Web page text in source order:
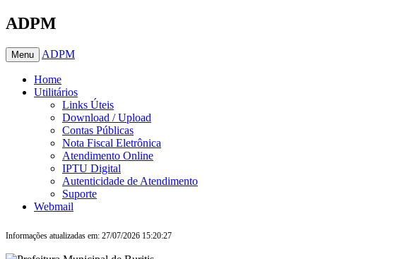
ADPM
Menu ADPM
Home
Utilitários
Links Úteis
Download / Upload
Contas Públicas
Nota Fiscal Eletrônica
Atendimento Online
IPTU Digital
Autenticidade de Atendimento
Suporte
Webmail
Informações atualizadas em: 27/07/2026 15:20:27